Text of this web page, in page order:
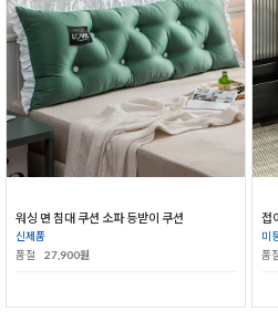
워싱 면 침대 쿠션 소파 등받이 쿠션
신제품
품절
27,900원
미
품